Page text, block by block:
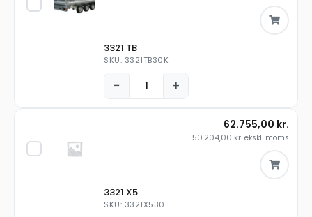
3321 TB
SKU: 3321TB30K
− +
3321 X5
SKU: 3321X530
62.755,00 kr.
50.204,00 kr. ekskl. moms